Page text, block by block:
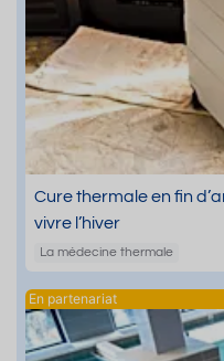
Cure thermale en fin
vivre l’hiver
La médecine thermale